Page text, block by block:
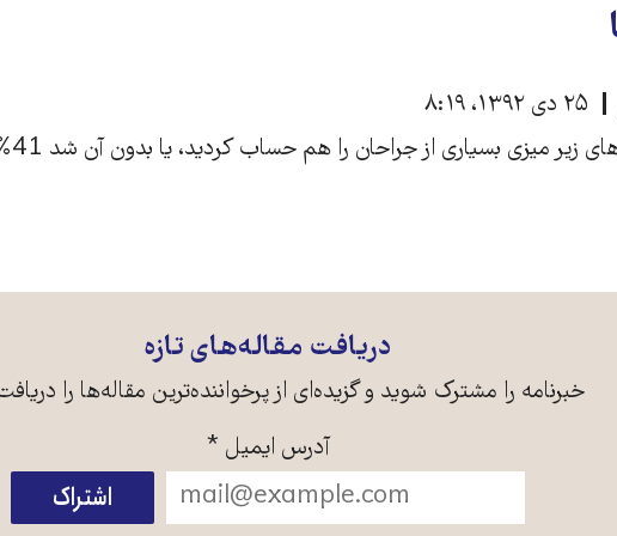
۲۵ دی ۱۳۹۲، ۸:۱۹
زیر میزی بسیاری از جراحان را هم حساب کردید، یا بدون آن شد 41% ؟
دریافت مقاله‌های تازه
خبرنامه را مشترک شوید و گزیده‌ای از پرخواننده‌ترین مقاله‌ها را
آدرس ایمیل *